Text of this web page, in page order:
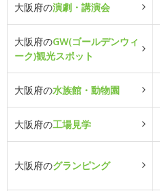
大阪府の演劇・講演会
大阪府のGW(ゴールデンウィ
ーク)観光スポット
大阪府の水族館・動物園
大阪府の工場見学
大阪府のグランピング